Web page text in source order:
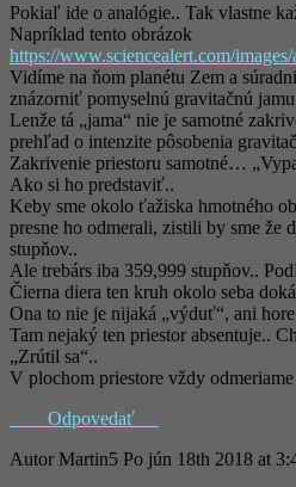
Pokiaľ ide o analógie.. Tak vlastne
Napríklad tento obrázok
https://www.sciencealert.com/
Vidíme na ňom planétu Zem a
znázorniť pomyselnú gravitačnú
Lenže tá „jama“ nie je samotné
prehľad o intenzite pôsobenia
Zakrivenie priestoru samotné…
Ako si ho predstaviť..
Keby sme okolo ťažiska hmotného
presne ho odmerali, zistili by sme že
stupňov..
Ale trebárs iba 359,999 stupňov..
Čierna diera ten kruh okolo seba
Ona to nie je nijaká „výduť“, ani
Tam nejaký ten priestor absentuje..
„Zrútil sa“..
V plochom priestore vždy
Odpovedať
Autor Martin5 Po jún 18th 2018 at